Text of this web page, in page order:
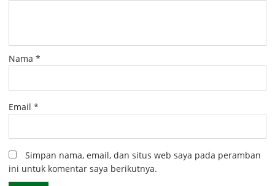
Nama *
Email *
Simpan nama, email, dan situs web saya pada peramban
ini untuk komentar saya berikutnya.